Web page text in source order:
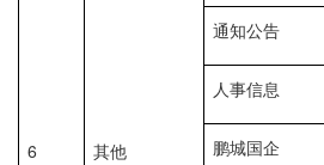
6 其他
通知公告
人事信息
鹏城国企